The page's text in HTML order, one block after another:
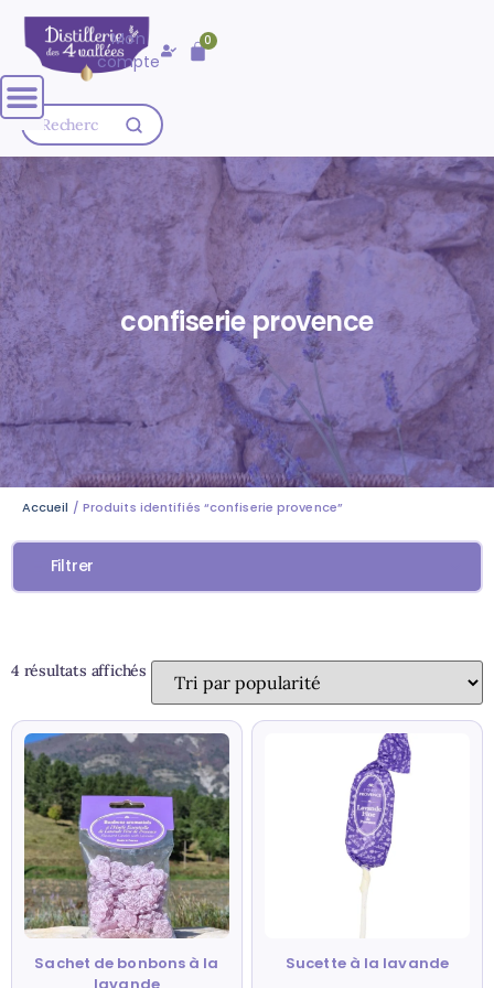
🚚 Livraison OFFERTE dès
d'achat
Mon
compte
0
confiserie provence
Accueil / Produits identifiés “confiserie provence”
Filtrer
4 résultats affichés
Sachet de bonbons à la
Sucette à la lavande